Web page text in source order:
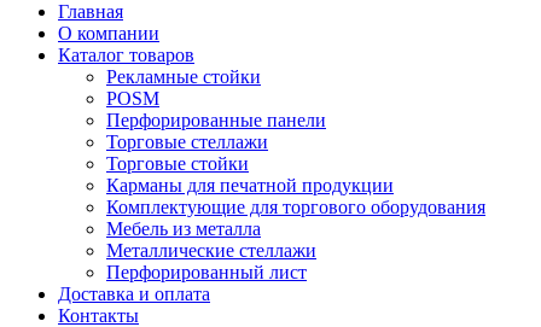
Главная
О компании
Каталог товаров
Рекламные стойки
POSM
Перфорированные панели
Торговые стеллажи
Торговые стойки
Карманы для печатной продукции
Комплектующие для торгового оборудования
Мебель из металла
Металлические стеллажи
Перфорированный лист
Доставка и оплата
Контакты